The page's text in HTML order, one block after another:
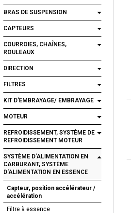
BRAS DE SUSPENSION
CAPTEURS
COURROIES, CHAÎNES,
ROULEAUX
DIRECTION
FILTRES
KIT D'EMBRAYAGE/ EMBRAYAGE
MOTEUR
REFROIDISSEMENT, SYSTÈME DE
REFROIDISSEMENT MOTEUR
SYSTÈME D'ALIMENTATION EN
CARBURANT, SYSTÈME
D'ALIMENTATION EN ESSENCE
Capteur, position accélérateur /
accélération
Filtre à essence